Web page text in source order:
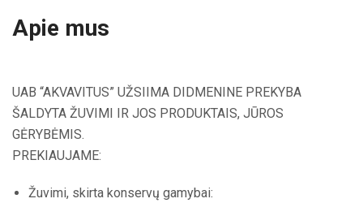
Apie mus
UAB “AKVAVITUS” UŽSIIMA DIDMENINE PREKYBA
ŠALDYTA ŽUVIMI IR JOS PRODUKTAIS, JŪROS
GĖRYBĖMIS.
PREKIAUJAME:
Žuvimi, skirta konservų gamybai: